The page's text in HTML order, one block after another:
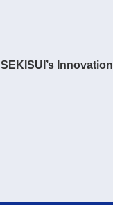
SEKISUI’s Innovation